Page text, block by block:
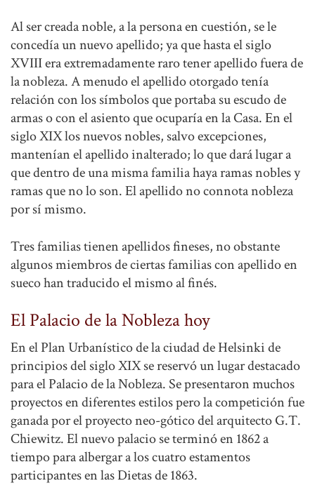
Al ser creada noble, a la persona en cuestión, se le
concedía un nuevo apellido; ya que hasta el siglo
XVIII era extremadamente raro tener apellido fuera de
la nobleza. A menudo el apellido otorgado tenía
relación con los símbolos que portaba su escudo de
armas o con el asiento que ocuparía en la Casa. En el
siglo XIX los nuevos nobles, salvo excepciones,
mantenían el apellido inalterado; lo que dará lugar a
que dentro de una misma familia haya ramas nobles y
ramas que no lo son. El apellido no connota nobleza
por sí mismo.
Tres familias tienen apellidos fineses, no obstante
algunos miembros de ciertas familias con apellido en
sueco han traducido el mismo al finés.
El Palacio de la Nobleza hoy
En el Plan Urbanístico de la ciudad de Helsinki de
principios del siglo XIX se reservó un lugar destacado
para el Palacio de la Nobleza. Se presentaron muchos
proyectos en diferentes estilos pero la competición fue
ganada por el proyecto neo-gótico del arquitecto G.T.
Chiewitz. El nuevo palacio se terminó en 1862 a
tiempo para albergar a los cuatro estamentos
participantes en las Dietas de 1863.